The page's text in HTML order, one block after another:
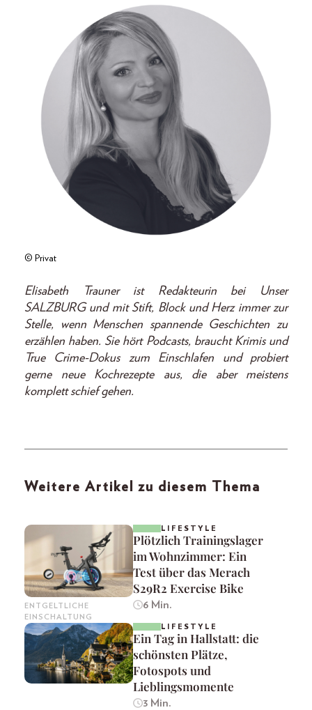
© Privat
Elisabeth Trauner ist Redakteurin bei Unser
SALZBURG und mit Stift, Block und Herz immer zur
Stelle, wenn Menschen spannende Geschichten zu
erzählen haben. Sie hört Podcasts, braucht Krimis und
True Crime-Dokus zum Einschlafen und probiert
gerne neue Kochrezepte aus, die aber meistens
komplett schief gehen.
Weitere Artikel zu diesem Thema
ENTGELTLICHE
EINSCHALTUNG
LIFESTYLE
Plötzlich Trainingslager
im Wohnzimmer: Ein
Test über das Merach
S29R2 Exercise Bike
6 Min.
LIFESTYLE
Ein Tag in Hallstatt: die
schönsten Plätze,
Fotospots und
Lieblingsmomente
3 Min.